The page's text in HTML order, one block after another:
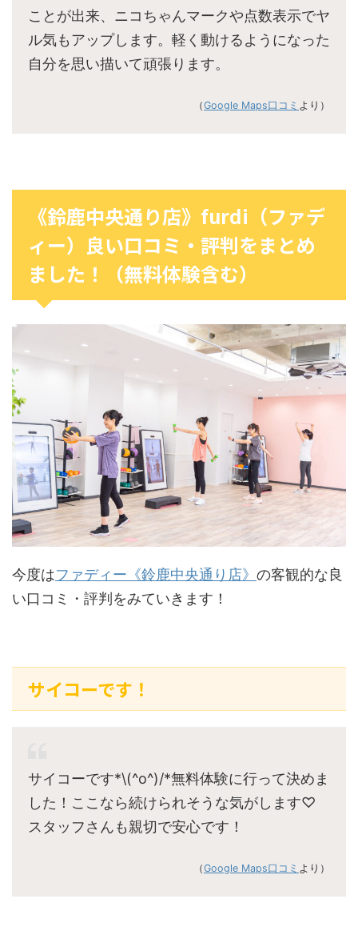
ことが出来、ニコちゃんマークや点数表示でヤ
ル気もアップします。軽く動けるようになった
自分を思い描いて頑張ります。
（Google Maps口コミ より）
《鈴鹿中央通り店》furdi（ファデ
ィー）良い口コミ・評判をまとめ
ました！（無料体験含む）
今度はファディー《鈴鹿中央通り店》 の客観的な良
い口コミ・評判をみていきます！
サイコーです！
サイコーです*\(^o^)/*無料体験に行って決めま
した！ここなら続けられそうな気がします♡
スタッフさんも親切で安心です！
（Google Maps口コミ より）